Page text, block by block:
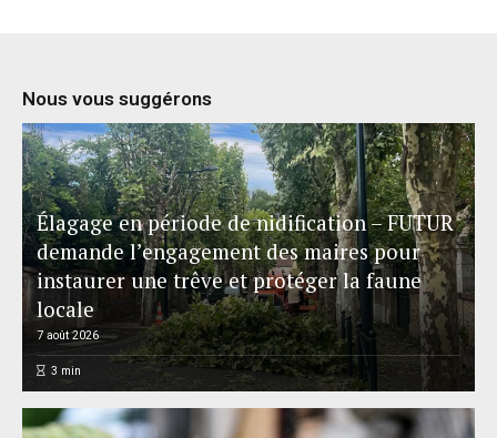
Nous vous suggérons
Élagage en période de nidification – FUTUR
demande l’engagement des maires pour
instaurer une trêve et protéger la faune
locale
7 août 2026
3 min